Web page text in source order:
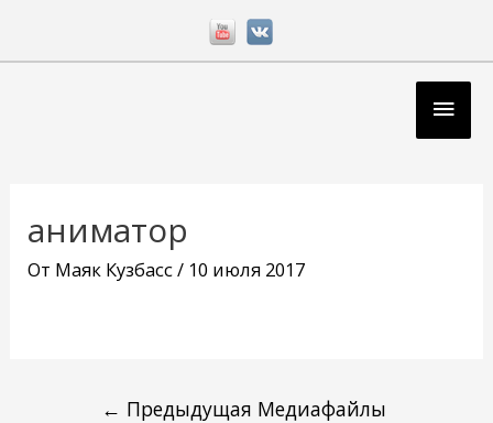
аниматор
От Маяк Кузбасс/ 10 июля 2017
записям
← Предыдущая Медиафайлы